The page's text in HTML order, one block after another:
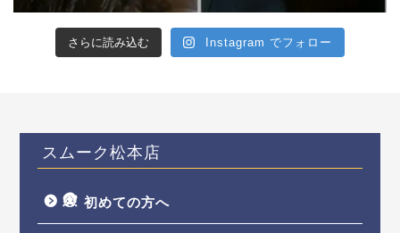
さらに読み込む Instagram でフォロー
スムーク松本店
初めての方へ